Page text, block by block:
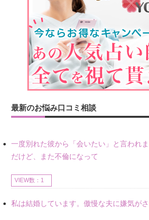
最新のお悩み口コミ相談
だけど、また不倫になって
VIEW数：1